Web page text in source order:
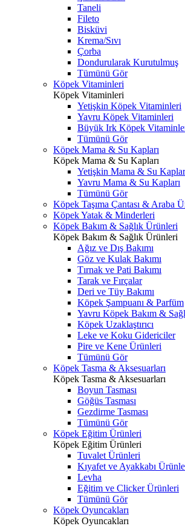
Taneli
Fileto
Bisküvi
Krema/Sıvı
Çorba
Dondurularak Kurutulmuş
Tümünü Gör
Köpek Vitaminleri
Köpek Vitaminleri
Yetişkin Köpek Vitaminleri
Yavru Köpek Vitaminleri
Büyük Irk Köpek
Tümünü Gör
Köpek Mama & Su Kapları
Köpek Mama & Su Kapları
Yetişkin Mama & Su
Yavru Mama & Su Kapları
Tümünü Gör
Köpek Taşıma Çantası & Araba
Köpek Yatak & Minderleri
Köpek Bakım & Sağlık Ürünleri
Köpek Bakım & Sağlık Ürünleri
Ağız ve Dış Bakımı
Göz ve Kulak Bakımı
Tırnak ve Pati Bakımı
Tarak ve Fırçalar
Deri ve Tüy Bakımı
Köpek Şampuanı & Parfüm
Yavru Köpek Bakım &
Köpek Uzaklaştırıcı
Leke ve Koku Gidericiler
Pire ve Kene Ürünleri
Tümünü Gör
Köpek Tasma & Aksesuarları
Köpek Tasma & Aksesuarları
Boyun Tasması
Göğüs Tasması
Gezdirme Tasması
Tümünü Gör
Köpek Eğitim Ürünleri
Köpek Eğitim Ürünleri
Tuvalet Ürünleri
Kıyafet ve Ayakkabı
Levha
Eğitim ve Clicker Ürünleri
Tümünü Gör
Köpek Oyuncakları
Köpek Oyuncakları